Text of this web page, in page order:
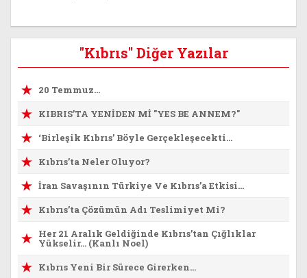
"Kıbrıs" Diğer Yazılar
20 Temmuz…
KIBRIS’TA YENİDEN Mİ "YES BE ANNEM?"
‘Birleşik Kıbrıs’ Böyle Gerçekleşecekti…
Kıbrıs’ta Neler Oluyor?
İran Savaşının Türkiye Ve Kıbrıs’a Etkisi…
Kıbrıs’ta Çözümün Adı Teslimiyet Mi?
Her 21 Aralık Geldiğinde Kıbrıs’tan Çığlıklar
Yükselir… (Kanlı Noel)
Kıbrıs Yeni Bir Sürece Girerken…